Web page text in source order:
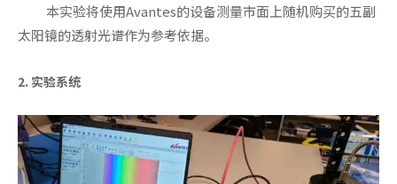
本实验将使用Avantes的设备测量市面上随机购买的五副
太阳镜的透射光谱作为参考依据。
2. 实验系统